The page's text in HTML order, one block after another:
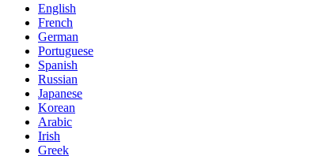
English
French
German
Portuguese
Spanish
Russian
Japanese
Korean
Arabic
Irish
Greek